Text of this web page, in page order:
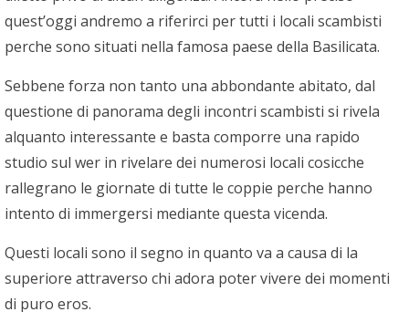
quest’oggi andremo a riferirci per tutti i locali scambisti
perche sono situati nella famosa paese della Basilicata.
Sebbene forza non tanto una abbondante abitato, dal
questione di panorama degli incontri scambisti si rivela
alquanto interessante e basta comporre una rapido
studio sul wer in rivelare dei numerosi locali cosicche
rallegrano le giornate di tutte le coppie perche hanno
intento di immergersi mediante questa vicenda.
Questi locali sono il segno in quanto va a causa di la
superiore attraverso chi adora poter vivere dei momenti
di puro eros.